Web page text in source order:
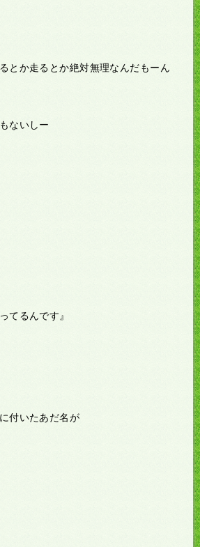
とか走るとか絶対無理なんだもーん
ないしー
てるんです』
付いたあだ名が